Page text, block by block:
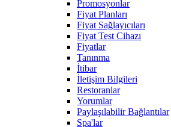
Promosyonlar
Fiyat Planları
Fiyat Sağlayıcıları
Fiyat Test Cihazı
Fiyatlar
Tanınma
İtibar
İletişim Bilgileri
Restoranlar
Yorumlar
Paylaşılabilir Bağlantılar
Spa'lar